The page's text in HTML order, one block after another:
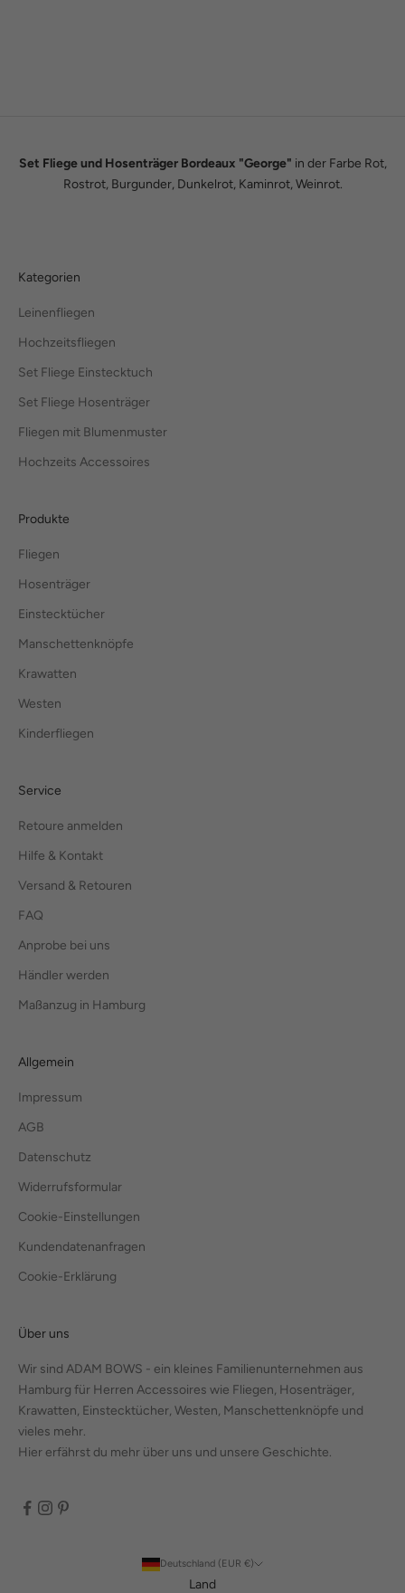
Set Fliege und Hosenträger Bordeaux "George" in der Farbe Rot,
Rostrot, Burgunder, Dunkelrot, Kaminrot, Weinrot.
Kategorien
Leinenfliegen
Hochzeitsfliegen
Set Fliege Einstecktuch
Set Fliege Hosenträger
Fliegen mit Blumenmuster
Hochzeits Accessoires
Produkte
Fliegen
Hosenträger
Einstecktücher
Manschettenknöpfe
Krawatten
Westen
Kinderfliegen
Service
Retoure anmelden
Hilfe & Kontakt
Versand & Retouren
FAQ
Anprobe bei uns
Händler werden
Maßanzug in Hamburg
Allgemein
Impressum
AGB
Datenschutz
Widerrufsformular
Cookie-Einstellungen
Kundendatenanfragen
Cookie-Erklärung
Über uns
Wir sind ADAM BOWS - ein kleines Familienunternehmen aus
Hamburg für Herren Accessoires wie Fliegen, Hosenträger,
Krawatten, Einstecktücher, Westen, Manschettenknöpfe und
vieles mehr.
Hier erfährst du mehr über uns und unsere Geschichte.
Deutschland (EUR €)
Land